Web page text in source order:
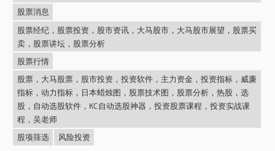
股票消息
股票经纪，股票投资，股市资讯，大马股市，大马股市展望，股票买
卖，股票讲坛，股票分析
股票行情
股票，大马股票，股市投资，投资软件，主力资金，投资指标，威廉
指标，动力指标，日本蜡烛图，股票技术图，股票分析，热股，选
股，自动选股软件，KC自动选股神器，投资股票课程，投资实战课
程，吴老师
股项筛选
风险投资